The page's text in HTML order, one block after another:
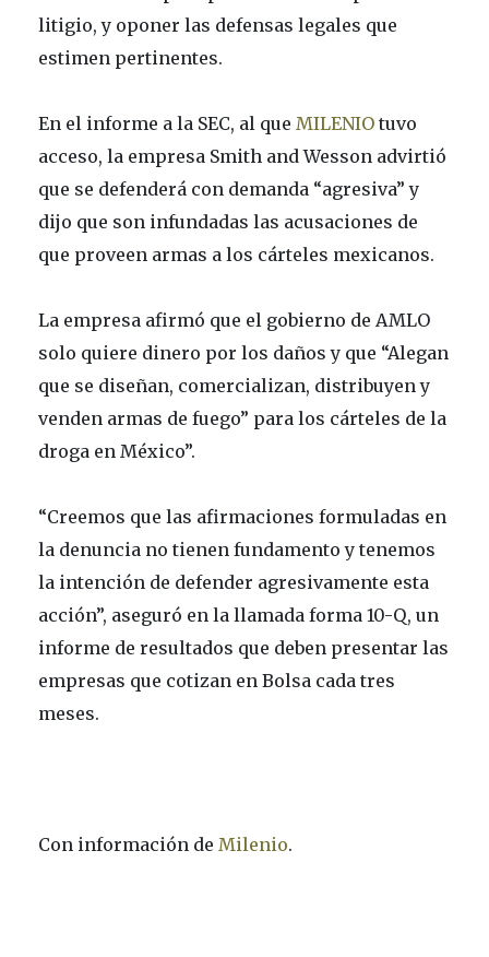
litigio, y oponer las defensas legales que
estimen pertinentes.
En el informe a la SEC, al que MILENIO tuvo
acceso, la empresa Smith and Wesson advirtió
que se defenderá con demanda “agresiva” y
dijo que son infundadas las acusaciones de
que proveen armas a los cárteles mexicanos.
La empresa afirmó que el gobierno de AMLO
solo quiere dinero por los daños y que “Alegan
que se diseñan, comercializan, distribuyen y
venden armas de fuego” para los cárteles de la
droga en México”.
“Creemos que las afirmaciones formuladas en
la denuncia no tienen fundamento y tenemos
la intención de defender agresivamente esta
acción”, aseguró en la llamada forma 10-Q, un
informe de resultados que deben presentar las
empresas que cotizan en Bolsa cada tres
meses.
Con información de Milenio.